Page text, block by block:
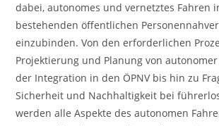
dabei, autonomes und vernetztes Fahren
bestehenden öffentlichen
einzubinden. Von den erforderlichen
Projektierung und Planung von
der Integration in den ÖPNV bis hin zu
Sicherheit und Nachhaltigkeit bei
werden alle Aspekte des autonomen